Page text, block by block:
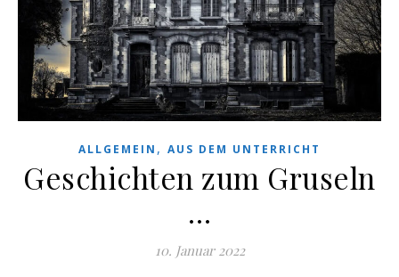
ALLGEMEIN , AUS DEM UNTERRICHT
Geschichten zum Gruseln
…
10. Januar 2022